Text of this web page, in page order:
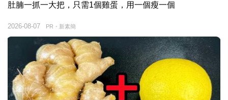
肚腩一抓一大把，只需1個雞蛋，用一個瘦一個
PR・新素簡
2026-08-07